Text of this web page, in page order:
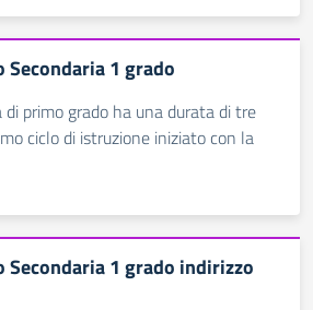
1 grado
di primo grado ha una durata di tre
ciclo di istruzione iniziato con la
1 grado indirizzo